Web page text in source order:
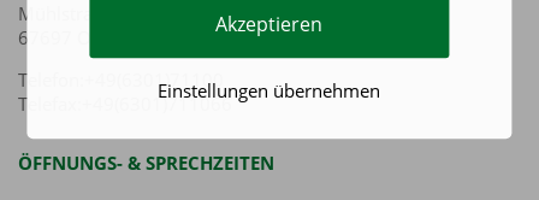
Mühlstraße 17-21
67697 Otterberg
Telefon:+49(6301)71100
Telefax:+49(6301)711066
ÖFFNUNGS- & SPRECHZEITEN
Akzeptieren
Einstellungen übernehmen